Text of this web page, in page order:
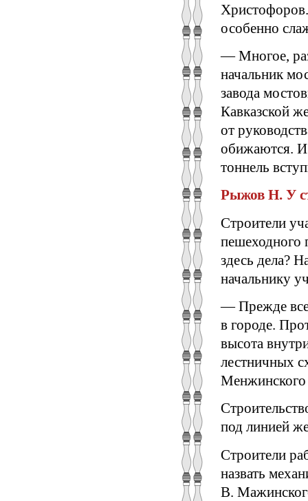
особенно
— Многое,
начальник
завода
Кавказской
от
обижаются. И
тоннель
Рыжов Н. У
Строители
пешеходного
здесь дела?
начальнику
— Прежде
в городе.
высота
лестничных
Менжинского
под линией
Строители
назвать
В.